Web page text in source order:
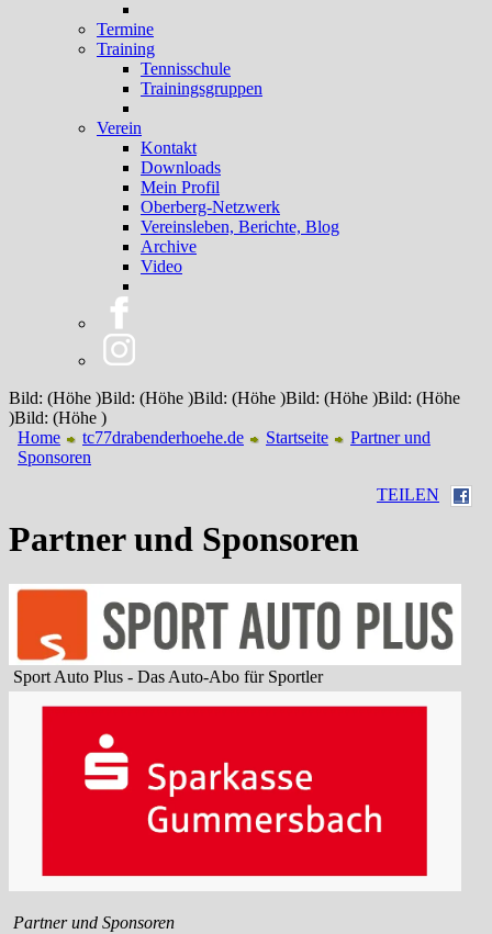
Termine
Training
Tennisschule
Trainingsgruppen
Verein
Kontakt
Downloads
Mein Profil
Oberberg-Netzwerk
Vereinsleben, Berichte, Blog
Archive
Video
Bild: (Höhe )Bild: (Höhe )Bild: (Höhe )Bild: (Höhe )Bild: (Höhe
)Bild: (Höhe )
Home
tc77drabenderhoehe.de Startseite
Partner und
Sponsoren
TEILEN
Partner und Sponsoren
Sport Auto Plus - Das Auto-Abo für Sportler
Partner und Sponsoren